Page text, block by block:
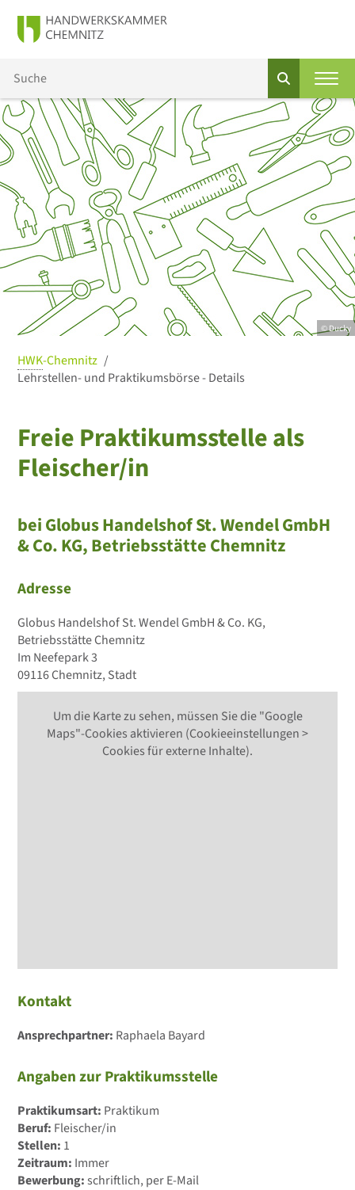
© Ducky
HWK-Chemnitz
Lehrstellen- und Praktikumsbörse - Details
Freie Praktikumsstelle als
Fleischer/in
bei Globus Handelshof St. Wendel GmbH
& Co. KG, Betriebsstätte Chemnitz
Adresse
Globus Handelshof St. Wendel GmbH & Co. KG,
Betriebsstätte Chemnitz
Im Neefepark 3
09116 Chemnitz, Stadt
Um die Karte zu sehen, müssen Sie die "Google
Maps"-Cookies aktivieren (Cookieeinstellungen >
Cookies für externe Inhalte).
Kontakt
Ansprechpartner: Raphaela Bayard
Angaben zur Praktikumsstelle
Praktikumsart: Praktikum
Beruf: Fleischer/in
Stellen: 1
Zeitraum: Immer
Bewerbung:schriftlich, per E-Mail